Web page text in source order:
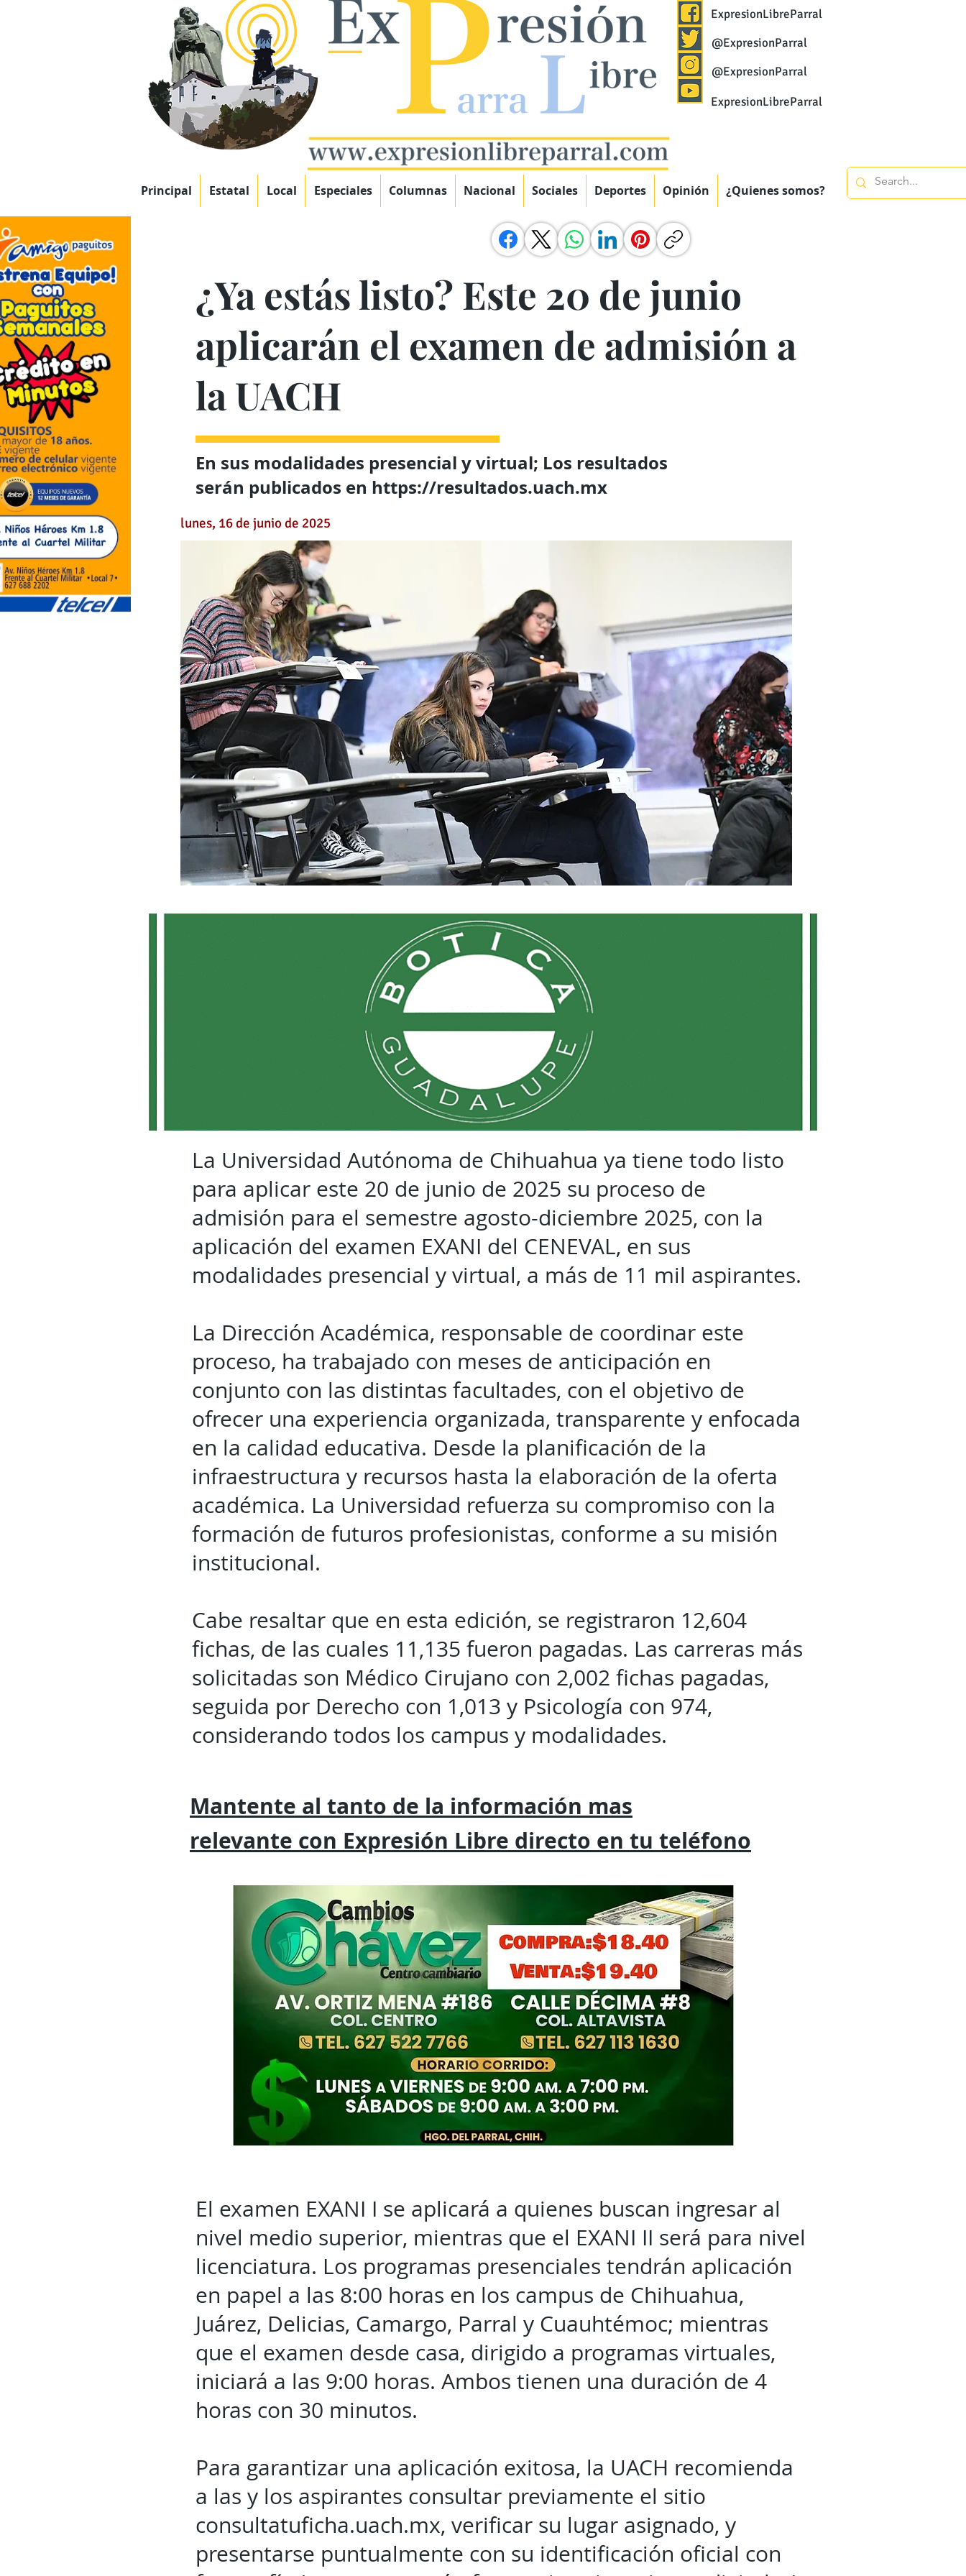
ExpresionLibreParral
@ExpresionParral
@ExpresionParral
ExpresionLibreParral
Principal Estatal Local Especiales Columnas Nacional Sociales Deportes Opinión ¿Quienes somos?
¿Ya estás listo? Este 20 de junio
aplicarán el examen de admisión a
la UACH
En sus modalidades presencial y virtual; Los resultados
serán publicados en https://resultados.uach.mx
lunes, 16 de junio de 2025
La Universidad Autónoma de Chihuahua ya tiene todo listo
para aplicar este 20 de junio de 2025 su proceso de
admisión para el semestre agosto-diciembre 2025, con la
aplicación del examen EXANI del CENEVAL, en sus
modalidades presencial y virtual, a más de 11 mil aspirantes.
La Dirección Académica, responsable de coordinar este
proceso, ha trabajado con meses de anticipación en
conjunto con las distintas facultades, con el objetivo de
ofrecer una experiencia organizada, transparente y enfocada
en la calidad educativa. Desde la planificación de la
infraestructura y recursos hasta la elaboración de la oferta
académica. La Universidad refuerza su compromiso con la
formación de futuros profesionistas, conforme a su misión
institucional.
Cabe resaltar que en esta edición, se registraron 12,604
fichas, de las cuales 11,135 fueron pagadas. Las carreras más
solicitadas son Médico Cirujano con 2,002 fichas pagadas,
seguida por Derecho con 1,013 y Psicología con 974,
considerando todos los campus y modalidades.
Mantente al tanto de la información mas
relevante con Expresión Libre directo en tu teléfono
El examen EXANI I se aplicará a quienes buscan ingresar al
nivel medio superior, mientras que el EXANI II será para nivel
licenciatura. Los programas presenciales tendrán aplicación
en papel a las 8:00 horas en los campus de Chihuahua,
Juárez, Delicias, Camargo, Parral y Cuauhtémoc; mientras
que el examen desde casa, dirigido a programas virtuales,
iniciará a las 9:00 horas. Ambos tienen una duración de 4
horas con 30 minutos.
Para garantizar una aplicación exitosa, la UACH recomienda
a las y los aspirantes consultar previamente el sitio
consultatuficha.uach.mx, verificar su lugar asignado, y
presentarse puntualmente con su identificación oficial con